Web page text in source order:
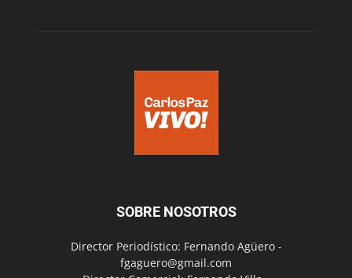
SOBRE NOSOTROS
Director Periodístico: Fernando Agüero -
fgaguero@gmail.com